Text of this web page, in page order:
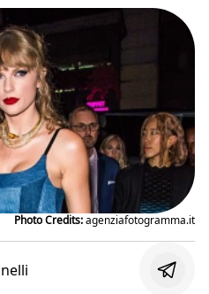
Photo Credits:agenziafotogramma.it